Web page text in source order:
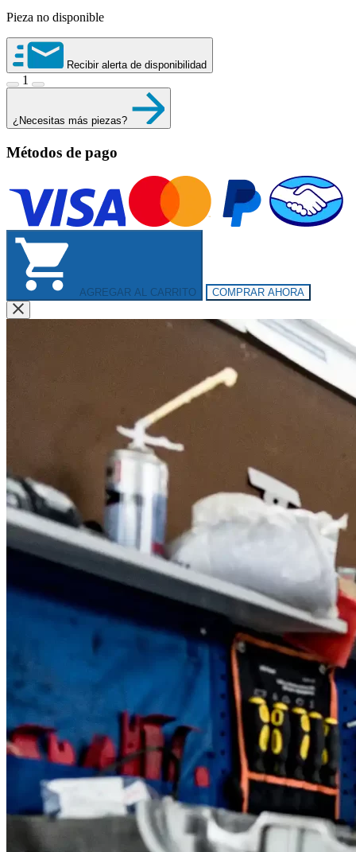
Pieza no disponible
Recibir alerta de disponibilidad
1
¿Necesitas más piezas?
Métodos de pago
AGREGAR AL CARRITO COMPRAR AHORA